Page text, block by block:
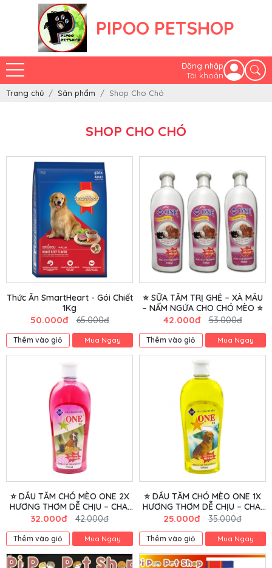
PIPOO PETSHOP
Đăng nhập
Tài khoản
Trang chủ
Sản phẩm Shop Cho Chó
SHOP CHO CHÓ
Thức Ăn SmartHeart - Gói Chiết
1Kg
50.000đ 65.000đ
Thêm vào giỏ Mua Ngay
⭐ SỮA TẮM TRỊ GHẺ – XÀ MÂU
– NẤM NGỨA CHO CHÓ MÈO ⭐
42.000đ 53.000đ
Thêm vào giỏ Mua Ngay
⭐ DẦU TẮM CHÓ MÈO ONE 2X
HƯƠNG THƠM DỄ CHỊU – CHAI
550ML ⭐
32.000đ 42.000đ
Thêm vào giỏ Mua Ngay
⭐ DẦU TẮM CHÓ MÈO ONE 1X
HƯƠNG THƠM DỄ CHỊU – CHAI
550ML ⭐
25.000đ 35.000đ
Thêm vào giỏ Mua Ngay